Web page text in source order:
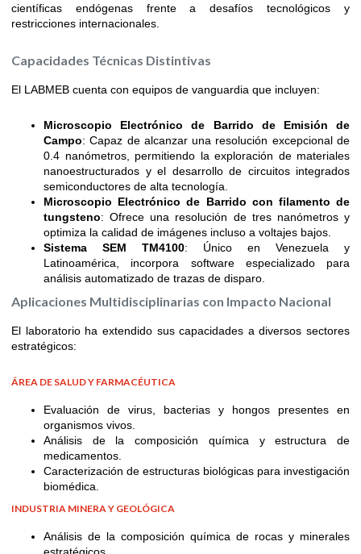
científicas endógenas frente a desafíos tecnológicos y
restricciones internacionales.
Capacidades Técnicas Distintivas
El LABMEB cuenta con equipos de vanguardia que incluyen:
Microscopio Electrónico de Barrido de Emisión de
Campo: Capaz de alcanzar una resolución excepcional de
0.4 nanómetros, permitiendo la exploración de materiales
nanoestructurados y el desarrollo de circuitos integrados
semiconductores de alta tecnología.
Microscopio Electrónico de Barrido con filamento de
tungsteno: Ofrece una resolución de tres nanómetros y
optimiza la calidad de imágenes incluso a voltajes bajos.
Sistema SEM TM4100: Único en Venezuela y
Latinoamérica, incorpora software especializado para
análisis automatizado de trazas de disparo.
Aplicaciones Multidisciplinarias con Impacto Nacional
El laboratorio ha extendido sus capacidades a diversos sectores
estratégicos:
ÁREA DE SALUD Y FARMACÉUTICA
Evaluación de virus, bacterias y hongos presentes en
organismos vivos.
Análisis de la composición química y estructura de
medicamentos.
Caracterización de estructuras biológicas para investigación
biomédica.
INDUSTRIA MINERA Y GEOLÓGICA
Análisis de la composición química de rocas y minerales
estratégicos.